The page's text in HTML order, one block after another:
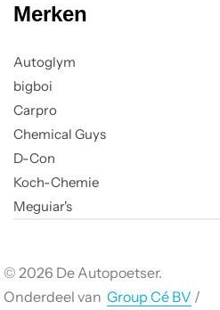
Merken
Autoglym
bigboi
Carpro
Chemical Guys
D-Con
Koch-Chemie
Meguiar's
© 2026 De Autopoetser.
Onderdeel van Group Cé BV /